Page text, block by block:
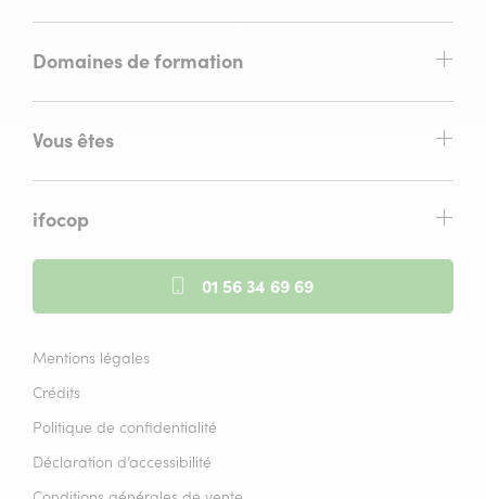
Domaines de formation
Vous êtes
ifocop
01 56 34 69 69
Mentions légales
Crédits
Politique de confidentialité
Déclaration d’accessibilité